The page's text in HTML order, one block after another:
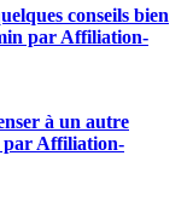
conseils bien
par Affiliation-
à un autre
par Affiliation-